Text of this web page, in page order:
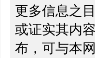
更多信息之
或证实其内
布，可与本